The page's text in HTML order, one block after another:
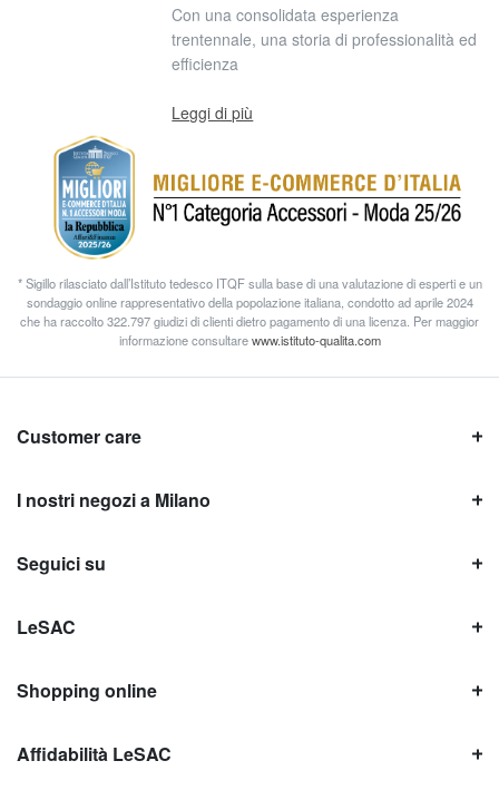
Con una consolidata esperienza
trentennale, una storia di professionalità ed
efficienza
Leggi di più
* Sigillo rilasciato dall’Istituto tedesco ITQF sulla base di una valutazione di esperti e un
sondaggio online rappresentativo della popolazione italiana, condotto ad aprile 2024
che ha raccolto 322.797 giudizi di clienti dietro pagamento di una licenza. Per maggior
informazione consultarewww.istituto-qualita.com
Customer care
I nostri negozi a Milano
Seguici su
LeSAC
Shopping online
Affidabilità LeSAC